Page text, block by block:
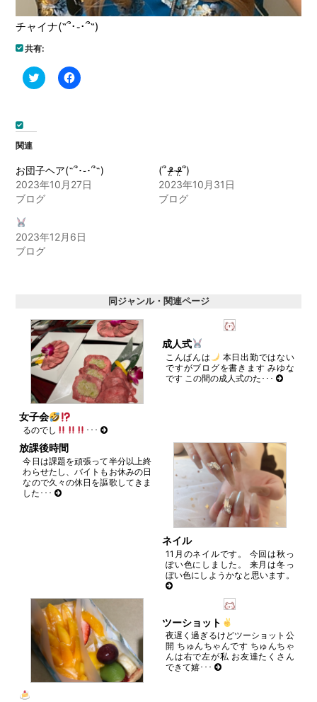
チャイナ(˶՞･֊･՞˶)
共有:
ク
リ
(新
し
い
ウ
ィ
ウ
で
開
Facebook
で
ッ
し
い
(新
開
き
ま
す)
関連
お団子ヘア(˶՞･֊･՞˶)
2023年10月27日
ブログ
(՞ ᵒ̴̶̷̤-ᵒ̴̶̷̤՞)
2023年10月31日
ブログ
2023年12月6日
ブログ
同ジャンル・関連ページ
女子会
るのでし ･･･
成人式
こんばんは
本日出勤ではない
ですがブログを書きます みゆな
です この間の成人式のた･･･
放課後時間
今日は課題を頑張って半分以上終
わらせたし、バイトもお休みの日
なので久々の休日を謳歌してきま
した･･･
ネイル
11月のネイルです。 今回は秋っ
ぽい色にしました。 来月は冬っ
ぼい色にしようかなと思います。
ツーショット
夜遅く過ぎるけどツーショット公
開 ちゅんちゃんです ちゅんちゃ
んは右で左が私 お友達たくさん
できて嬉･･･